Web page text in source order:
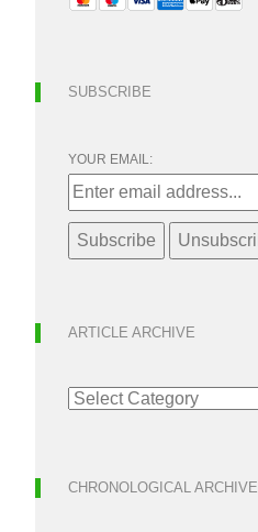
SUBSCRIBE
YOUR EMAIL:
ARTICLE ARCHIVE
ARTICLE
ARCHIVE
CHRONOLOGICAL ARCHIVE